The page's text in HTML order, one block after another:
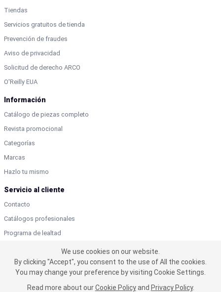
We use cookies on our website. By clicking "Accept", you consent
to the use of All the cookies.
You may change your preference by visiting Cookie Settings.
Read more about our Cookie Policy and Privacy Policy.
Tiendas
Servicios gratuitos de tienda
Prevención de fraudes
Aviso de privacidad
Solicitud de derecho ARCO
O'Reilly EUA
Información
Catálogo de piezas completo
Revista promocional
Categorías
Marcas
Hazlo tu mismo
Servicio al cliente
Contacto
Catálogos profesionales
Programa de lealtad
Préstamo de herramientas
Profesionales en Autopartes | O’Reilly Autopartes 2025 | Todos los derechos
We use cookies on our website.
By clicking "Accept", you consent to the use of All the cookies.
You may change your preference by visiting Cookie Settings.
Read more about our Cookie Policy and Privacy Policy.